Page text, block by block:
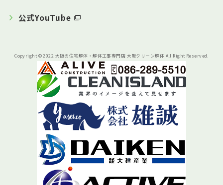
公式YouTube
Copyright © 2022 大阪の住宅解体・解体工事専門店 大阪クリーン解体 All Right Reserved.